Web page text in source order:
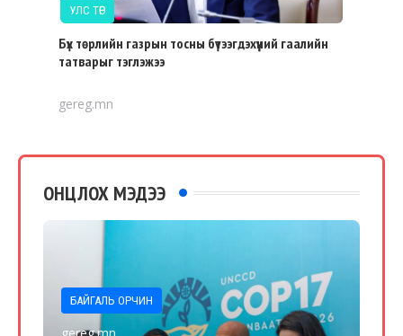
УЛС ТӨР
Бүх төрлийн газрын тосны бүтээгдэхүүний гаалийн
татварыг тэглэжээ
gereg.mn
ОНЦЛОХ МЭДЭЭ
БАЙГАЛЬ ОРЧИН
gereg.mn